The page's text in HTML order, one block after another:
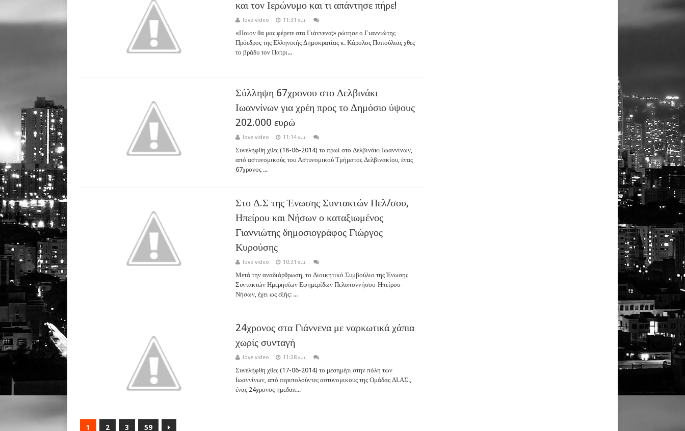
και τον Ιερώνυμο και τι απάντησε πήρε!
love video 11:31 π.μ.
«Ποιον θα μας φέρετε στα Γιάννενα;» ρώτησε ο Γιαννιώτης
Πρόεδρος της Ελληνικής Δημοκρατίας κ. Κάρολος Παπούλιας χθες
το βράδυ τον Πατρι...
Σύλληψη 67χρονου στο Δελβινάκι
Ιωαννίνων για χρέη προς το Δημόσιο ύψους
202.000 ευρώ
love video 11:14 π.μ.
Συνελήφθη χθες (18-06-2014) το πρωί στο Δελβινάκι Ιωαννίνων,
από αστυνομικούς του Αστυνομικού Τμήματος Δελβινακίου, ένας
67χρονος ...
Στο Δ.Σ της Ένωσης Συντακτών Πελ/σου,
Ηπείρου και Νήσων ο καταξιωμένος
Γιαννιώτης δημοσιογράφος Γιώργος
Κυρούσης
love video 10:31 π.μ.
Μετά την αναδιάρθρωση, το Διοικητικό Συμβούλιο της Ένωσης
Συντακτών Ημερησίων Εφημερίδων Πελοποννήσου-Ηπείρου-
Νήσων, έχει ως εξής: ...
24χρονος στα Γιάννενα με ναρκωτικά χάπια
χωρίς συνταγή
love video 11:28 π.μ.
Συνελήφθη χθες (17-06-2014) το μεσημέρι στην πόλη των
Ιωαννίνων, από περιπολούντες αστυνομικούς της Ομάδας ΔΙ.ΑΣ.,
ένας 24χρονος ημεδαπ...
1 2 3 59